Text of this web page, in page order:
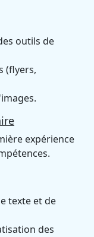
outils de
(flyers,
expérience
texte et de
des